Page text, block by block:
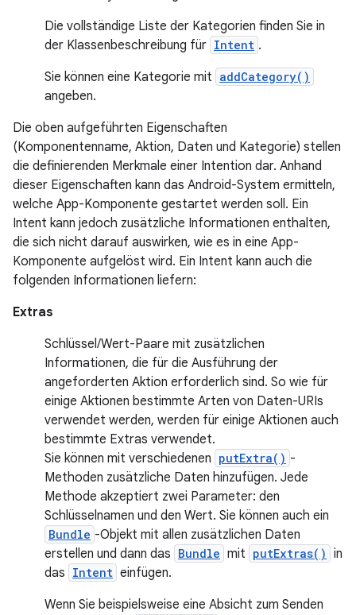
Die vollständige Liste der Kategorien finden Sie in
der Klassenbeschreibung für Intent .
Sie können eine Kategorie mit addCategory()
angeben.
Die oben aufgeführten Eigenschaften
(Komponentenname, Aktion, Daten und Kategorie) stellen
die definierenden Merkmale einer Intention dar. Anhand
dieser Eigenschaften kann das Android-System ermitteln,
welche App-Komponente gestartet werden soll. Ein
Intent kann jedoch zusätzliche Informationen enthalten,
die sich nicht darauf auswirken, wie es in eine App-
Komponente aufgelöst wird. Ein Intent kann auch die
folgenden Informationen liefern:
Extras
Schlüssel/Wert-Paare mit zusätzlichen
Informationen, die für die Ausführung der
angeforderten Aktion erforderlich sind. So wie für
einige Aktionen bestimmte Arten von Daten-URIs
verwendet werden, werden für einige Aktionen auch
bestimmte Extras verwendet.
Sie können mit verschiedenen putExtra() -
Methoden zusätzliche Daten hinzufügen. Jede
Methode akzeptiert zwei Parameter: den
Schlüsselnamen und den Wert. Sie können auch ein
Bundle -Objekt mit allen zusätzlichen Daten
erstellen und dann das Bundle mit putExtras() in
das Intent einfügen.
Wenn Sie beispielsweise eine Absicht zum Senden